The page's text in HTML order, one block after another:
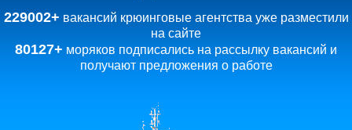
229002+ вакансий крюинговые агентства уже разместили
на сайте
80127+ моряков подписались на рассылку вакансий и
получают предложения о работе